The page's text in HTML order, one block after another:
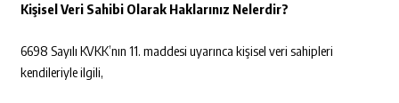
Kişisel Veri Sahibi Olarak Haklarınız Nelerdir?
6698 Sayılı KVKK’nın 11. maddesi uyarınca kişisel veri sahipleri
kendileriyle ilgili,